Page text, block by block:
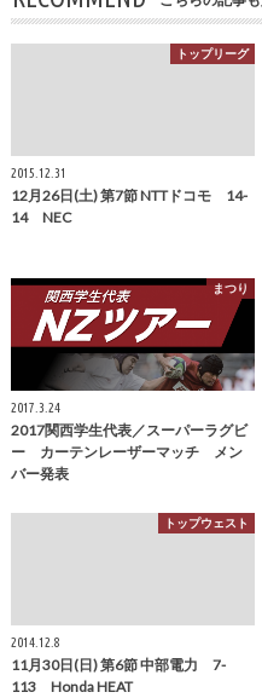
トップリーグ
2015.12.31
12月26日(土) 第7節 NTTドコモ 14-
14 NEC
まつり
2017.3.24
2017関西学生代表／スーパーラグビ
ー カーテンレーザーマッチ メン
バー発表
トップウェスト
2014.12.8
11月30日(日) 第6節 中部電力 7-
113 Honda HEAT